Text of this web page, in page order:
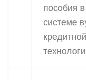
пособия
системе